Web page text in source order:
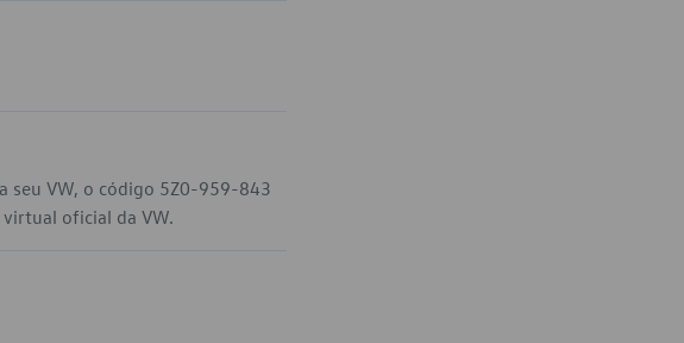
seu VW, o código 5Z0-959-843
virtual oficial da VW.